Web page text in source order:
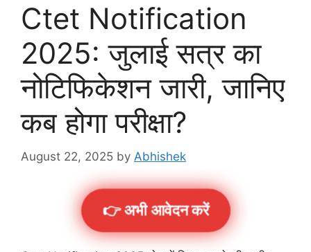
Ctet Notification
2025: जुलाई सत्र का
नोटिफिकेशन जारी, जानिए
कब होगा परीक्षा?
August 22, 2025 by Abhishek
👉 अभी आवेदन करें